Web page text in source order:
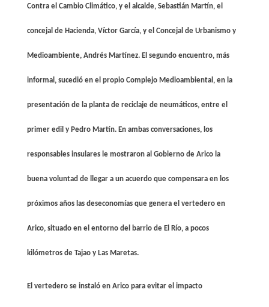
Contra el Cambio Climático, y el alcalde, Sebastián Martín, el
concejal de Hacienda, Víctor García, y el Concejal de Urbanismo y
Medioambiente, Andrés Martínez. El segundo encuentro, más
informal, sucedió en el propio Complejo Medioambiental, en la
presentación de la planta de reciclaje de neumáticos, entre el
primer edil y Pedro Martín. En ambas conversaciones, los
responsables insulares le mostraron al Gobierno de Arico la
buena voluntad de llegar a un acuerdo que compensara en los
próximos años las deseconomías que genera el vertedero en
Arico, situado en el entorno del barrio de El Río, a pocos
kilómetros de Tajao y Las Maretas.
El vertedero se instaló en Arico para evitar el impacto